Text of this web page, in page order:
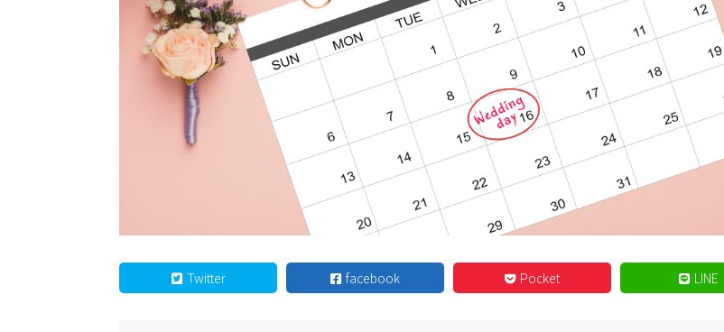
Twitter facebook Pocket LINE